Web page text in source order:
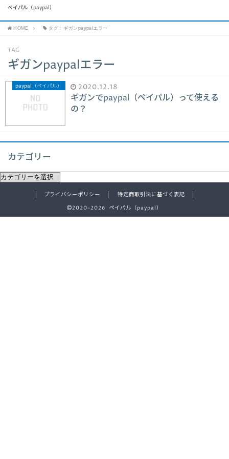
ペイパル（paypal）
HOME タグ : ギガンpaypalエラー
TAG
ギガンpaypalエラー
paypal（ペイパル） 2020.12.18
ギガンでpaypal（ペイパル）って使える
の？
カテゴリー
プライバシーポリシー
特定商取引法に基づく表記
2020–2026 ペイパル（paypal）